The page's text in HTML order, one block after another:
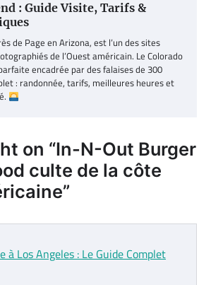
: Guide Visite, Tarifs &
de Page en Arizona, est l’un des sites
de l’Ouest américain. Le Colorado
encadrée par des falaises de 300
: randonnée, tarifs, meilleures heures et
on “In-N-Out Burger
culte de la côte
”
à Los Angeles : Le Guide Complet